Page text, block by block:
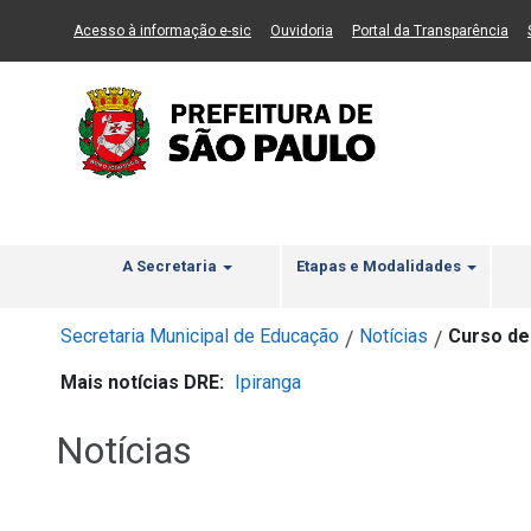
Ir ao Conteúdo Ir para menu principal 2 Ir para busca
Acesso à informação e-sic(Link para um novo sítio)
Ouvidoria (Link para um novo sítio)
Portal da Transparência
A Secretaria Etapas e Modalidades
Secretaria Municipal de Educação / Notícias / Curso
Mais notícias DRE: Ipiranga
Notícias